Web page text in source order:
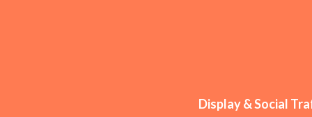
Display & Social